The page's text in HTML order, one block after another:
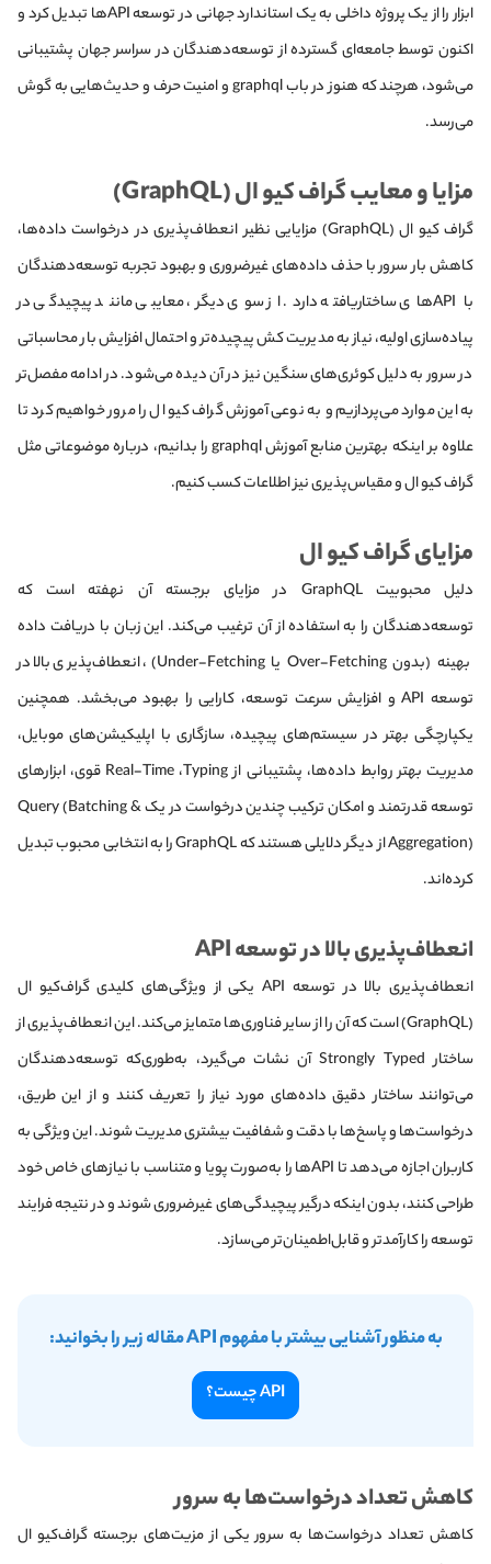
ابزار را از یک پروژه داخلی به یک استاندارد جهانی در توسعه APIها تبدیل کرد و
اکنون توسط جامعه‌ای گسترده از توسعه‌دهندگان در سراسر جهان پشتیبانی
می‌شود، هرچند که هنوز در باب graphql و امنیت حرف و حدیث‌هایی به گوش
می‌رسد.
مزایا و معایب گراف کیو ال (GraphQL)
گراف‌ کیو ال (GraphQL) مزایایی نظیر انعطاف‌پذیری در درخواست داده‌ها،
کاهش بار سرور با حذف داده‌های غیرضروری و بهبود تجربه توسعه‌دهندگان
با APIهای ساختاریافته دارد. از سوی دیگر، معایبی مانند پیچیدگی در
پیاده‌سازی اولیه، نیاز به مدیریت کش پیچیده‌تر و احتمال افزایش بار محاسباتی
در سرور به دلیل کوئری‌های سنگین نیز در آن دیده می‌شود. در ادامه مفصل‌تر
به این موارد می‌پردازیم و به نوعی آموزش گراف کیو ال را مرور خواهیم کرد تا
علاوه بر اینکه بهترین منابع آموزش graphql را بدانیم، درباره موضوعاتی مثل
گراف کیو ال و مقیاس‌پذیری نیز اطلاعات کسب کنیم.
مزایای گراف کیو ال
دلیل محبوبیت GraphQL در مزایای برجسته آن نهفته است که
توسعه‌دهندگان را به استفاده از آن ترغیب می‌کند. این زبان با دریافت داده
بهینه (بدون Over-Fetching یا Under-Fetching)، انعطاف‌پذیری بالا در
توسعه API و افزایش سرعت توسعه، کارایی را بهبود می‌بخشد. همچنین
یکپارچگی بهتر در سیستم‌های پیچیده، سازگاری با اپلیکیشن‌های موبایل،
مدیریت بهتر روابط داده‌ها، پشتیبانی از Real-Time ،Typing قوی، ابزارهای
توسعه قدرتمند و امکان ترکیب چندین درخواست در یک Query (Batching &
Aggregation) از دیگر دلایلی هستند که GraphQL را به انتخابی محبوب تبدیل
کرده‌اند.
انعطاف‌پذیری بالا در توسعه API
انعطاف‌پذیری بالا در توسعه API یکی از ویژگی‌های کلیدی گراف‌کیو ال
(GraphQL) است که آن را از سایر فناوری‌ها متمایز می‌کند. این انعطاف‌پذیری از
ساختار Strongly Typed آن نشات می‌گیرد، به‌طوری‌که توسعه‌دهندگان
می‌توانند ساختار دقیق داده‌های مورد نیاز را تعریف کنند و از این طریق،
درخواست‌ها و پاسخ‌ها با دقت و شفافیت بیشتری مدیریت شوند. این ویژگی به
کاربران اجازه می‌دهد تا APIها را به‌صورت پویا و متناسب با نیازهای خاص خود
طراحی کنند، بدون اینکه درگیر پیچیدگی‌های غیرضروری شوند و در نتیجه فرایند
توسعه را کارآمدتر و قابل‌اطمینان‌تر می‌سازد.
به منظور آشنایی بیشتر با مفهوم API مقاله زیر را بخوانید:
API چیست؟
کاهش تعداد درخواست‌ها به سرور
کاهش تعداد درخواست‌ها به سرور یکی از مزیت‌های برجسته گراف‌کیو ال